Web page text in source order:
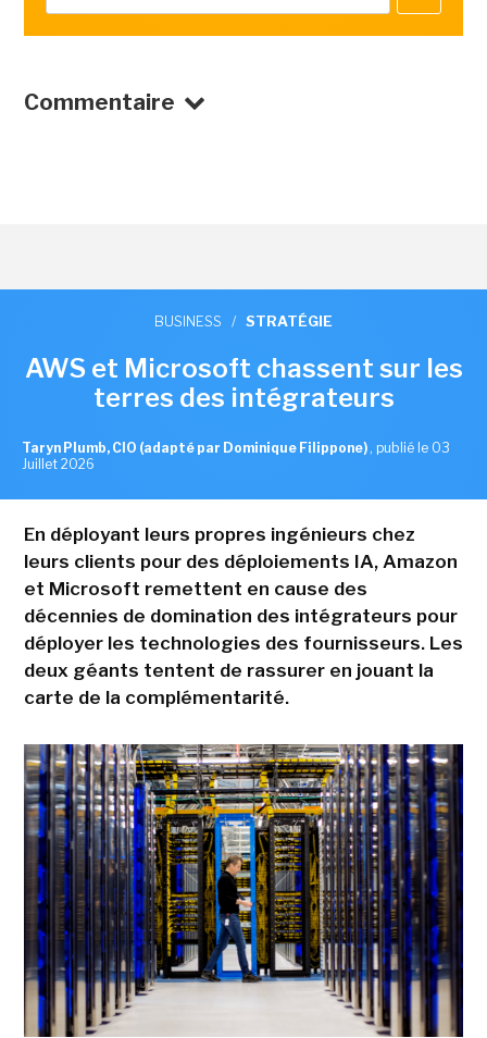
Commentaire
BUSINESS / STRATÉGIE
AWS et Microsoft chassent sur les
terres des intégrateurs
Taryn Plumb, CIO (adapté par Dominique Filippone) , publié le 03
Juillet 2026
En déployant leurs propres ingénieurs chez
leurs clients pour des déploiements IA, Amazon
et Microsoft remettent en cause des
décennies de domination des intégrateurs pour
déployer les technologies des fournisseurs. Les
deux géants tentent de rassurer en jouant la
carte de la complémentarité.